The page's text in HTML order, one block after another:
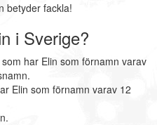
betyder fackla!
i Sverige?
har Elin som förnamn varav
Elin som förnamn varav 12